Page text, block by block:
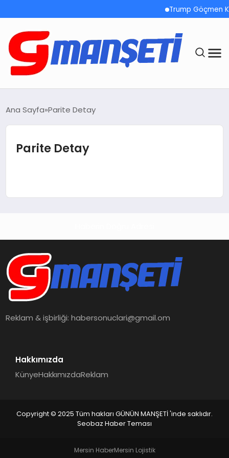
Trump Göçmen
DEMOLAR
MEGA MENÜ
ANA DEMO
TEKNOLOJI
MAGAZIN
Ana Sayfa Parite Detay
Parite Detay
Reklam & işbirliği:habersonuclari@gmail.om
Hakkımızda
KünyeHakkımızdaReklam
Copyright © 2025 Tüm hakları GÜNÜN MANŞETİ 'inde saklıdır.
Seobaz Haber Teması
Mersin HaberMersin Lojistik